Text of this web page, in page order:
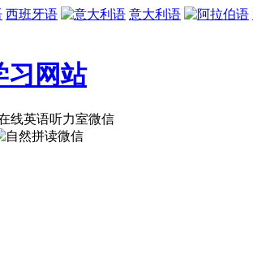
西班牙语 意大利语
习网站